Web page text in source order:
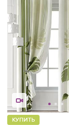
КУПИТЬ